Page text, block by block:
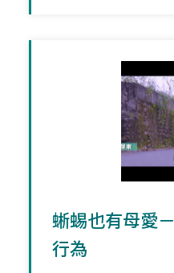
蜥蜴也有母愛
行為